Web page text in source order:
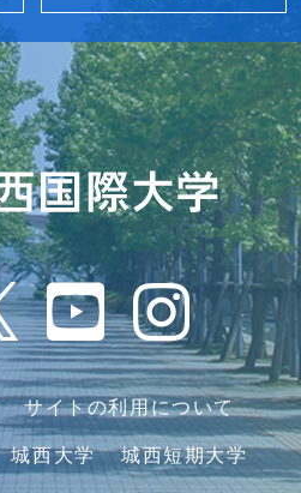
サイトの利用について
城西大学 城西短期大学